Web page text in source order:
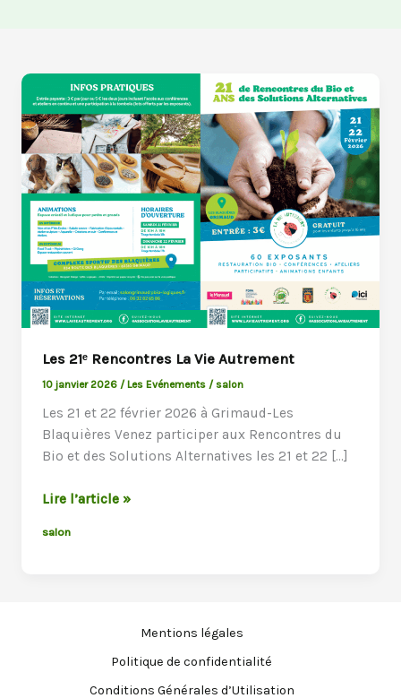
Les 21ᵉ Rencontres La Vie Autrement
10 janvier 2026 /Les Evénements /salon
Les 21 et 22 février 2026 à Grimaud-Les
Blaquières Venez participer aux Rencontres du
Bio et des Solutions Alternatives les 21 et 22 […]
Les
Rencontres
Lire l’article »
salon
Mentions légales
Politique de confidentialité
Conditions Générales d’Utilisation